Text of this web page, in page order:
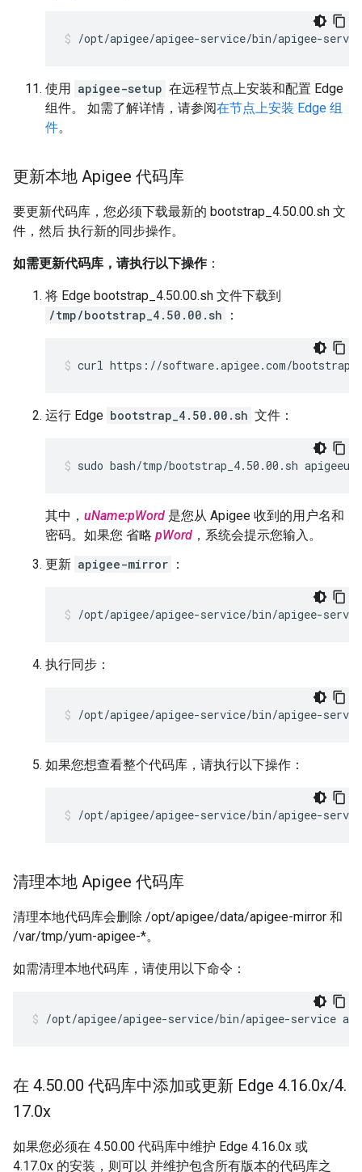
/opt/apigee/apigee-service/bin/apigee-
使用 apigee-setup 在远程节点上安装和配置 Edge
组件。 如需了解详情，请参阅在节点上安装 Edge 组
件。
更新本地 Apigee 代码库
要更新代码库，您必须下载最新的 bootstrap_4.50.00.sh 文
件，然后 执行新的同步操作。
如需更新代码库，请执行以下操作：
将 Edge bootstrap_4.50.00.sh 文件下载到
/tmp/bootstrap_4.50.00.sh
：
curl https://software.apigee.com/
运行 Edge bootstrap_4.50.00.sh 文件：
sudo bash/tmp/bootstrap_4.50.00.sh
其中， uName:pWord 是您从 Apigee 收到的用户名和
密码。如果您 省略 pWord ，系统会提示您输入。
更新 apigee-mirror ：
/opt/apigee/apigee-service/bin/apigee-
执行同步：
/opt/apigee/apigee-service/bin/apigee-
如果您想查看整个代码库，请执行以下操作：
/opt/apigee/apigee-service/bin/apigee-
清理本地 Apigee 代码库
清理本地代码库会删除 /opt/apigee/data/apigee-mirror 和
/var/tmp/yum-apigee-*。
如需清理本地代码库，请使用以下命令：
/opt/apigee/apigee-service/bin/apigee-service
在 4.50.00 代码库中添加或更新 Edge 4.16.0x/4.
17.0x
如果您必须在 4.50.00 代码库中维护 Edge 4.16.0x 或
4.17.0x 的安装，则可以 并维护包含所有版本的代码库之